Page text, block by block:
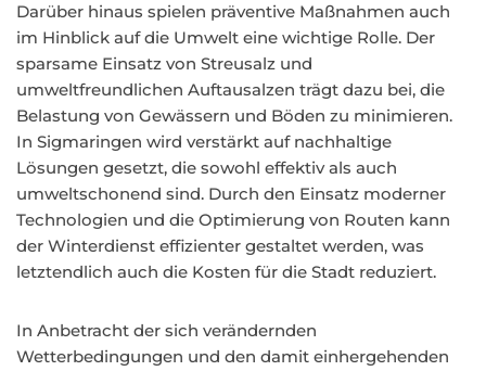
Darüber hinaus spielen präventive Maßnahmen auch
im Hinblick auf die Umwelt eine wichtige Rolle. Der
sparsame Einsatz von Streusalz und
umweltfreundlichen Auftausalzen trägt dazu bei, die
Belastung von Gewässern und Böden zu minimieren.
In Sigmaringen wird verstärkt auf nachhaltige
Lösungen gesetzt, die sowohl effektiv als auch
umweltschonend sind. Durch den Einsatz moderner
Technologien und die Optimierung von Routen kann
der Winterdienst effizienter gestaltet werden, was
letztendlich auch die Kosten für die Stadt reduziert.
In Anbetracht der sich verändernden
Wetterbedingungen und den damit einhergehenden